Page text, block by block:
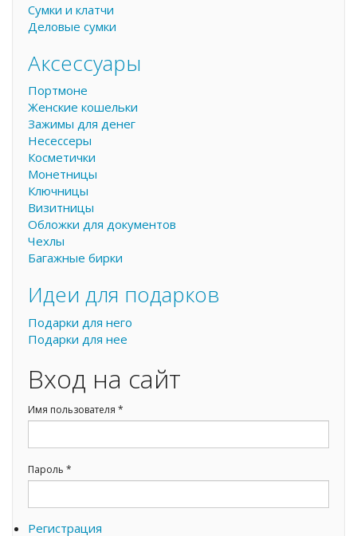
Сумки и клатчи
Деловые сумки
Аксессуары
Портмоне
Женские кошельки
Зажимы для денег
Несессеры
Косметички
Монетницы
Ключницы
Визитницы
Обложки для документов
Чехлы
Багажные бирки
Идеи для подарков
Подарки для него
Подарки для нее
Вход на сайт
Имя пользователя *
Пароль *
Регистрация